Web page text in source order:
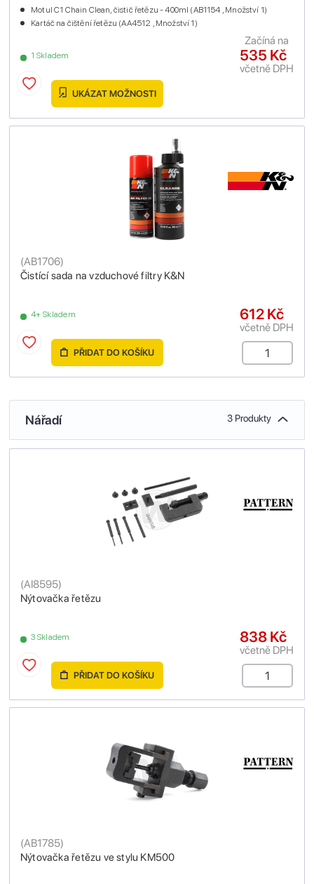
1 Skladem
Motul C1 Chain Clean, čistič řetězu - 400ml (AB1154 , Množství 1)
Kartáč na čištění řetězu (AA4512 , Množství 1)
535 Kč
včetně DPH
Začíná na
UKÁZAT MOŽNOSTI
Čistící sada na vzduchové filtry K&N
(AB1706)
4+ Skladem 612 Kč
včetně DPH
PŘIDAT DO KOŠÍKU
Nářadí 3 Produkty
Nýtovačka řetězu
(AI8595)
3 Skladem 838 Kč
včetně DPH
PŘIDAT DO KOŠÍKU
Nýtovačka řetězu ve stylu KM500
(AB1785)